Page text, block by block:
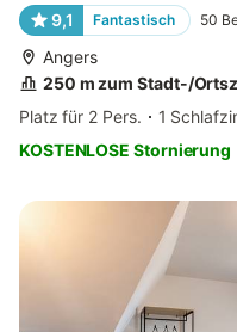
9,1 Fantastisch 50
Angers
250 m zum Stadt-/
Platz für 2 Pers.
1
KOSTENLOSE Stornierung